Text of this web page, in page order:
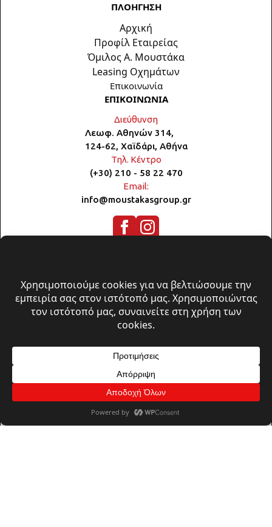
ΠΛΟΗΓΗΣΗ
Αρχική
Προφίλ Εταιρείας
Όμιλος Α. Μουστάκα
Leasing Οχημάτων
Επικοινωνία
ΕΠΙΚΟΙΝΩΝΙΑ
Διεύθυνση
Λεωφ. Αθηνών 314,
124-62, Χαϊδάρι, Αθήνα
Τηλ. Κέντρο
(+30) 210 - 58 22 470
Email:
info@moustakasgroup.gr
Πολιτική Απορρήτου & Cookies
Όροι Χρήσης
Design, Develpoment & Support